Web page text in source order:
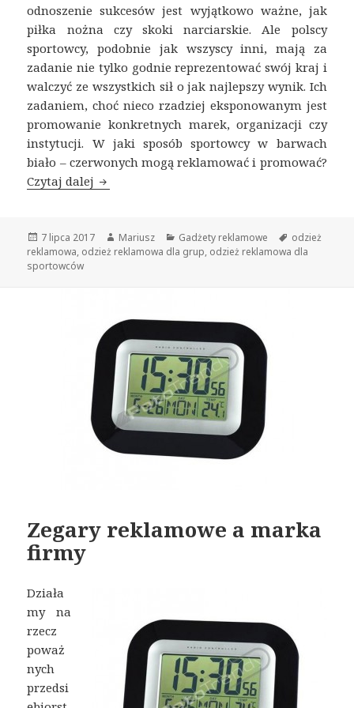
odnoszenie sukcesów jest wyjątkowo ważne, jak
piłka nożna czy skoki narciarskie. Ale polscy
sportowcy, podobnie jak wszyscy inni, mają za
zadanie nie tylko godnie reprezentować swój kraj i
walczyć ze wszystkich sił o jak najlepszy wynik. Ich
zadaniem, choć nieco rzadziej eksponowanym jest
promowanie konkretnych marek, organizacji czy
instytucji. W jaki sposób sportowcy w barwach
biało – czerwonych mogą reklamować i promować?
Czytaj dalej Odzież reklamowa polskich sportowców
Opublikowano
7 lipca 2017 Autor
Mariusz Kategorie
Gadżety reklamowe Tagi
odzież
reklamowa, odzież reklamowa dla grup, odzież reklamowa dla
sportowców
Zegary reklamowe a marka
firmy
Działa
my na
rzecz
poważ
nych
przedsi